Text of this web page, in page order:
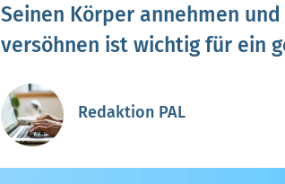
Seinen Körper annehmen
versöhnen ist wichtig für ein
Redaktion PAL